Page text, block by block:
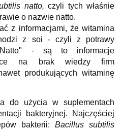
natto,czyli tych właśnie
o nazwie natto.
z informacjami, że witamina
z soi - czyli z potrawy
- są to informacje
na brak wiedzy firm
produkujących witaminę
do użycia w suplementach
bakteryjnej. Najczęściej
bakterii: Bacillus subtilis